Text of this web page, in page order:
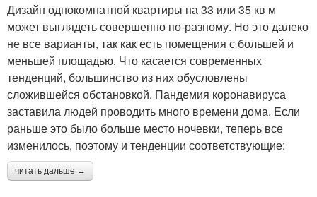
Дизайн однокомнатной квартиры на 33 или 35 кв м
может выглядеть совершенно по-разному. Но это далеко
не все варианты, так как есть помещения с большей и
меньшей площадью. Что касается современных
тенденций, большинство из них обусловлены
сложившейся обстановкой. Пандемия коронавируса
заставила людей проводить много времени дома. Если
раньше это было больше место ночевки, теперь все
изменилось, поэтому и тенденции соответствующие:
читать дальше →